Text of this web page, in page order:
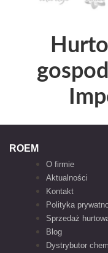
ROEM
O firmie
Aktualności
Kontakt
Polityka
Sprzedaż
Blog
Dystrybutor